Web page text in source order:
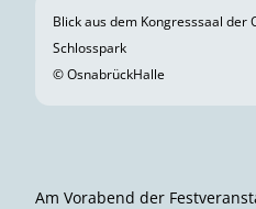
Blick aus dem Kongresssaal der
Schlosspark
© OsnabrückHalle
Am Vorabend der